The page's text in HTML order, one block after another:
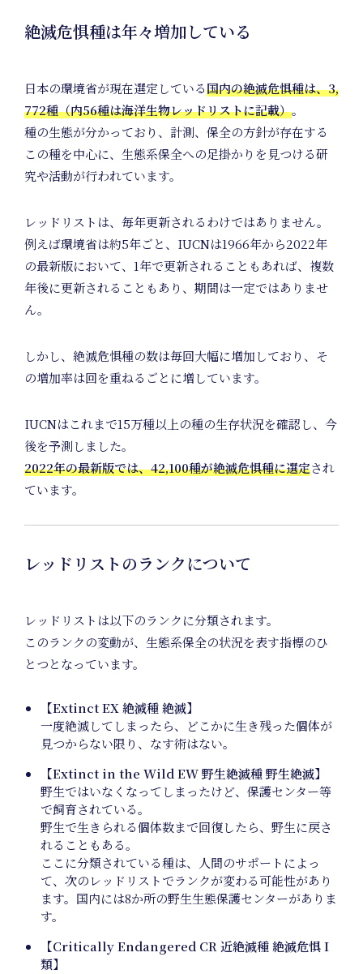
Art
絶滅危惧種は年々増加している
日本の環境省が現在選定している国内の絶滅危惧種は、3,
772種（内56種は海洋生物レッドリストに記載）。
種の生態が分かっており、計測、保全の方針が存在する
この種を中心に、生態系保全への足掛かりを見つける研
究や活動が行われています。
レッドリストは、毎年更新されるわけではありません。
例えば環境省は約5年ごと、IUCNは1966年から2022年
の最新版において、1年で更新されることもあれば、複数
年後に更新されることもあり、期間は一定ではありませ
ん。
しかし、絶滅危惧種の数は毎回大幅に増加しており、そ
の増加率は回を重ねるごとに増しています。
IUCNはこれまで15万種以上の種の生存状況を確認し、今
後を予測しました。
2022年の最新版では、42,100種が絶滅危惧種に選定され
ています。
レッドリストのランクについて
レッドリストは以下のランクに分類されます。
このランクの変動が、生態系保全の状況を表す指標のひ
とつとなっています。
【Extinct EX 絶滅種 絶滅】
一度絶滅してしまったら、どこかに生き残った個体が
見つからない限り、なす術はない。
【Extinct in the Wild EW 野生絶滅種 野生絶滅】
野生ではいなくなってしまったけど、保護センター等
で飼育されている。
野生で生きられる個体数まで回復したら、野生に戻さ
れることもある。
ここに分類されている種は、人間のサポートによっ
て、次のレッドリストでランクが変わる可能性があり
ます。国内には8か所の野生生態保護センターがありま
す。
【Critically Endangered CR 近絶滅種 絶滅危惧Ｉ
類】